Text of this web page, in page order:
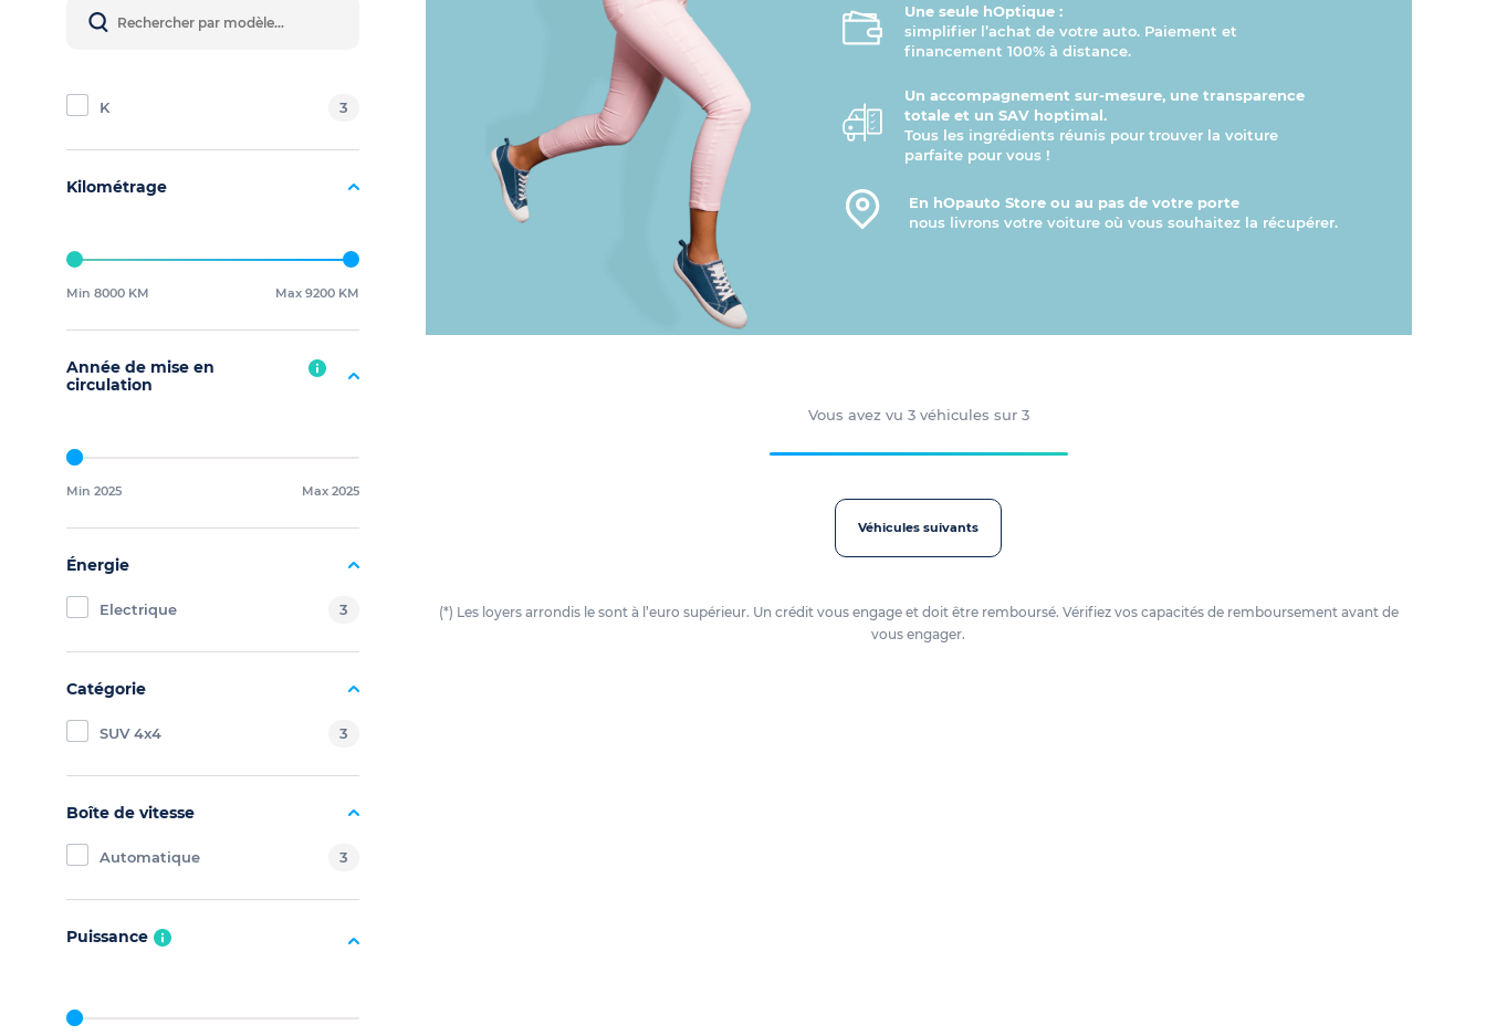
K 3
Kilométrage
Min 8000 KM Max 9200 KM
Année de mise en
circulation
Min 2025 Max 2025
Énergie
Electrique 3
Catégorie
SUV 4x4 3
Boîte de vitesse
Automatique 3
Puissance
Une seule hOptique :
simplifier l’achat de votre auto. Paiement et
financement 100% à distance.
Un accompagnement sur-mesure, une transparence
totale et un SAV hoptimal.
Tous les ingrédients réunis pour trouver la voiture
parfaite pour vous !
En hOpauto Store ou au pas de votre porte
nous livrons votre voiture où vous souhaitez la récupérer.
Vous avez vu 3 véhicules sur 3
Véhicules suivants
(*) Les loyers arrondis le sont à l’euro supérieur. Un crédit vous engage et doit être remboursé. Vérifiez vos capacités de remboursement avant de
vous engager.